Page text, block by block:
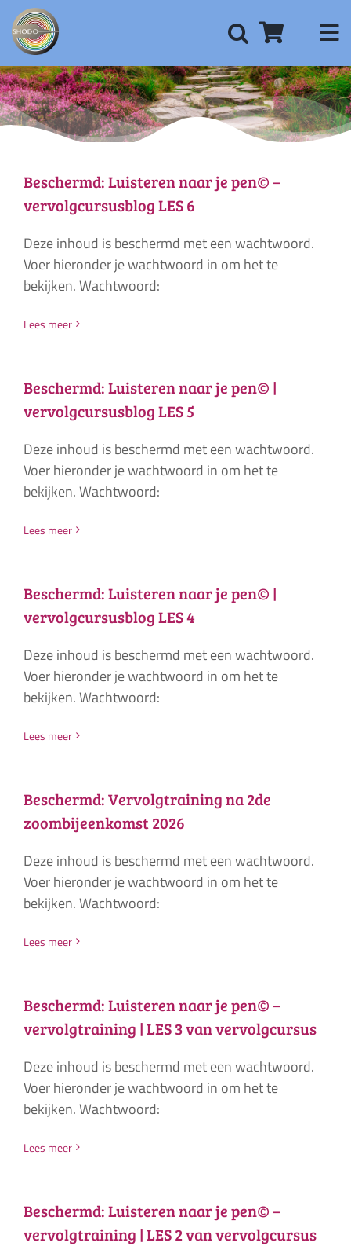
naar
inhoud
Beschermd: Luisteren naar je pen© –
vervolgcursusblog LES 6
Deze inhoud is beschermd met een wachtwoord.
Voer hieronder je wachtwoord in om het te
bekijken. Wachtwoord:
Lees meer
Beschermd: Luisteren naar je pen© |
vervolgcursusblog LES 5
Deze inhoud is beschermd met een wachtwoord.
Voer hieronder je wachtwoord in om het te
bekijken. Wachtwoord:
Lees meer
Beschermd: Luisteren naar je pen© |
vervolgcursusblog LES 4
Deze inhoud is beschermd met een wachtwoord.
Voer hieronder je wachtwoord in om het te
bekijken. Wachtwoord:
Lees meer
Beschermd: Vervolgtraining na 2de
zoombijeenkomst 2026
Deze inhoud is beschermd met een wachtwoord.
Voer hieronder je wachtwoord in om het te
bekijken. Wachtwoord:
Lees meer
Beschermd: Luisteren naar je pen© –
vervolgtraining | LES 3 van vervolgcursus
Deze inhoud is beschermd met een wachtwoord.
Voer hieronder je wachtwoord in om het te
bekijken. Wachtwoord:
Lees meer
Beschermd: Luisteren naar je pen© –
vervolgtraining | LES 2 van vervolgcursus